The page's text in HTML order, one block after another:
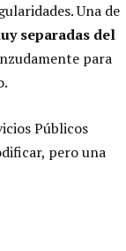
Una de
separadas del
para
Públicos
pero una